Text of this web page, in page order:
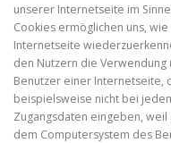
unserer Internetseite im
Cookies ermöglichen uns,
Internetseite
den Nutzern die
Benutzer einer Internetseite,
beispielsweise nicht bei
Zugangsdaten eingeben,
dem Computersystem des